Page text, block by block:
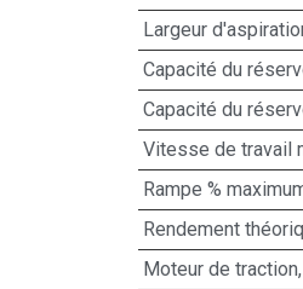
Largeur
Capacité du
Capacité du
Vitesse de travail
Rampe %
Rendement
Moteur de